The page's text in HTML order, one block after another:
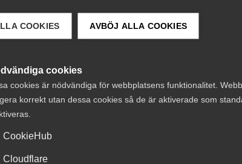
COOKIES AVBÖJ ALLA COOKIES
cookies
cookies är nödvändiga för webbplatsens funktionalitet.
korrekt utan dessa cookies så de är aktiverade som
CookieHub
Cloudflare
för
tjänster
final